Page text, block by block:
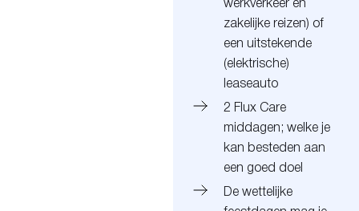
werkverkeer en
zakelijke reizen) of
een uitstekende
(elektrische)
leaseauto
2 Flux Care
middagen; welke je
kan besteden aan
een goed doel
De wettelijke